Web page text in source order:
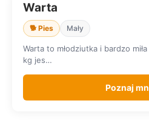
SZUKA DOMU
Warta
🐕 Pies Mały
Warta to młodziutka i bardzo
kg jes…
Poznaj